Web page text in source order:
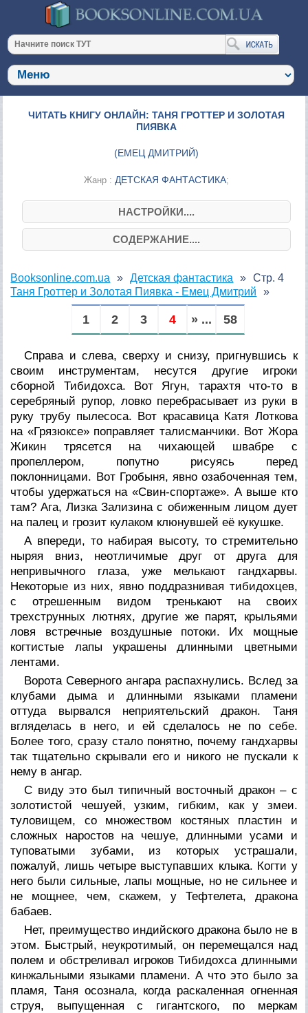
ЧИТАТЬ КНИГУ ОНЛАЙН: ТАНЯ ГРОТТЕР И ЗОЛОТАЯ
ПИЯВКА
(ЕМЕЦ ДМИТРИЙ)
Жанр : ДЕТСКАЯ ФАНТАСТИКА;
НАСТРОЙКИ....
СОДЕРЖАНИЕ....
Booksonline.com.ua
Детская фантастика
Таня Гроттер и Золотая Пиявка - Емец Дмитрий
Стр. 4
1 2 3 4 » ... 58
Справа и слева, сверху и снизу, пригнувшись к
своим инструментам, несутся другие игроки
сборной Тибидохса. Вот Ягун, тарахтя что-то в
серебряный рупор, ловко перебрасывает из руки в
руку трубу пылесоса. Вот красавица Катя Лоткова
на «Грязюксе» поправляет талисманчики. Вот Жора
Жикин трясется на чихающей швабре с
пропеллером, попутно рисуясь перед
поклонницами. Вот Гробыня, явно озабоченная тем,
чтобы удержаться на «Свин-спортаже». А выше кто
там? Ага, Лизка Зализина с обиженным лицом дует
на палец и грозит кулаком клюнувшей её кукушке.
А впереди, то набирая высоту, то стремительно
ныряя вниз, неотличимые друг от друга для
непривычного глаза, уже мелькают гандхарвы.
Некоторые из них, явно поддразнивая тибидохцев,
с отрешенным видом тренькают на своих
трехструнных лютнях, другие же парят, крыльями
ловя встречные воздушные потоки. Их мощные
когтистые лапы украшены длинными цветными
лентами.
Ворота Северного ангара распахнулись. Вслед за
клубами дыма и длинными языками пламени
оттуда вырвался неприятельский дракон. Таня
вгляделась в него, и ей сделалось не по себе.
Более того, сразу стало понятно, почему гандхарвы
так тщательно скрывали его и никого не пускали к
нему в ангар.
С виду это был типичный восточный дракон – с
золотистой чешуей, узким, гибким, как у змеи.
туловищем, со множеством костяных пластин и
сложных наростов на чешуе, длинными усами и
туповатыми зубами, из которых устрашали,
пожалуй, лишь четыре выступавших клыка. Когти у
него были сильные, лапы мощные, но не сильнее и
не мощнее, чем, скажем, у Тефтелета, дракона
бабаев.
Нет, преимущество индийского дракона было не в
этом. Быстрый, неукротимый, он перемещался над
полем и обстреливал игроков Тибидохса длинными
кинжальными языками пламени. А что это было за
пламя, Таня осознала, когда раскаленная огненная
струя, выпущенная с гигантского, по меркам